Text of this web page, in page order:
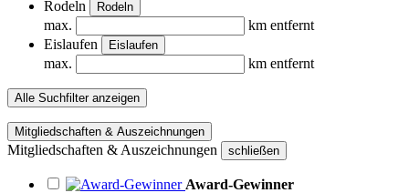
Rodeln Rodeln
max.
km entfernt
Eislaufen
Eislaufen
max. km entfernt
Alle Suchfilter anzeigen
Mitgliedschaften & Auszeichnungen
Mitgliedschaften & Auszeichnungen schließen
Award-Gewinner